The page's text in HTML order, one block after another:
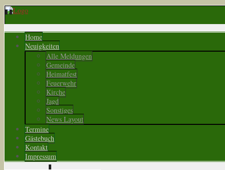
Home
Neuigkeiten
Alle Meldungen
Gemeinde
Heimatfest
Feuerwehr
Kirche
Jagd
Sonstiges
News Layout
Termine
Gästebuch
Kontakt
Impressum